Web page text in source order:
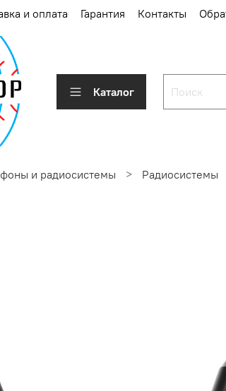
и оплата Гарантия Контакты
Каталог
и радиосистемы Радиосистемы